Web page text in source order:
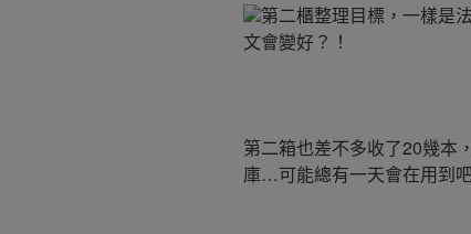
第二櫃整理目標，一樣是
文會變好？！
第二箱也差不多收了20幾本
庫…可能總有一天會在用到吧